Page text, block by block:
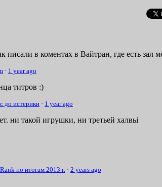
писали в коментах в Вайтран, где есть зал
· 1 year ago
титров :)
до истерики · 1 year ago
ни такой игрушки, ни третьей халвьі
по итогам 2013 г. · 2 years ago